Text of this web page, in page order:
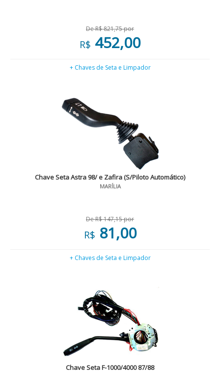
De R$ 821,75 por
R$ 452,00
+ Chaves de Seta e Limpador
Chave Seta Astra 98/ e Zafira (S/Piloto Automático)
MARÍLIA
De R$ 147,15 por
R$ 81,00
+ Chaves de Seta e Limpador
Chave Seta F-1000/4000 87/88